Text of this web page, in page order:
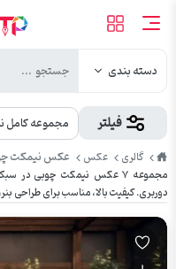
دسته بندی
فیلتر مجموعه کامل
طرح
پیک
گالری عکس عکس نیمکت
مجموعه ۷ عکس نیمکت چوبی
دوربری. کیفیت بالا، مناسب برای طراحی